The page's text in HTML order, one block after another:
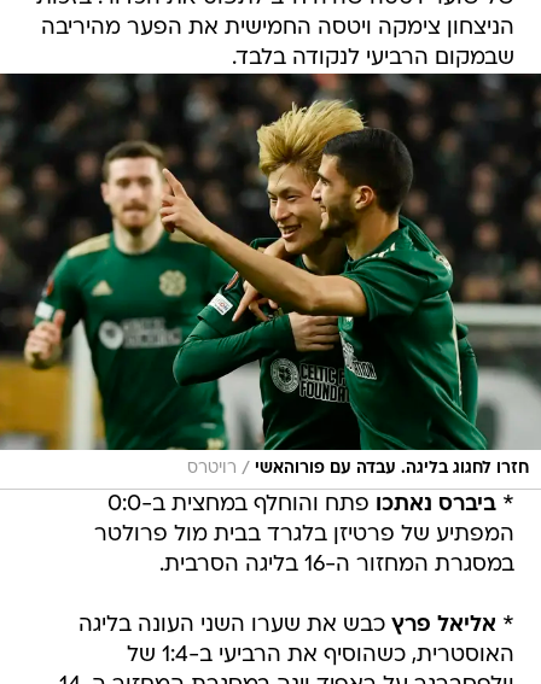
הניצחון צימקה ויטסה החמישית את הפער מהיריבה
שבמקום הרביעי לנקודה בלבד.
חזרו לחגוג בליגה. עבדה עם פורוהאשי / רויטרס
*ביברס נאתכו
פתח והוחלף במחצית ב-0:0
המפתיע של פרטיזן בלגרד בבית מול פרולטר
במסגרת המחזור ה-16 בליגה הסרבית.
* אליאל פרץ כבש את שערו השני העונה בליגה
האוסטרית, כשהוסיף את הרביעי ב-1:4 של